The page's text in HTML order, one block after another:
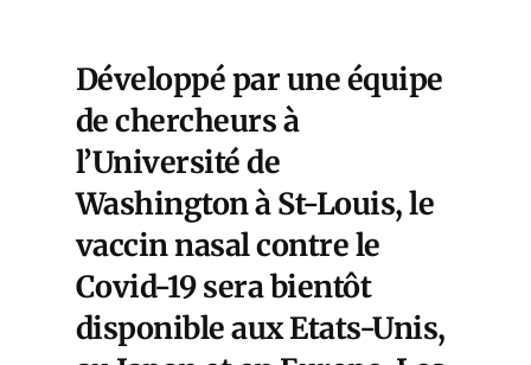
Développé par une équipe
de chercheurs à
l’Université de
Washington à St-Louis, le
vaccin nasal contre le
Covid-19 sera bientôt
disponible aux Etats-Unis,